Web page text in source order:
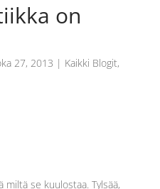
on
27, 2013 | Kaikki Blogit,
se kuulostaa. Tylsää,